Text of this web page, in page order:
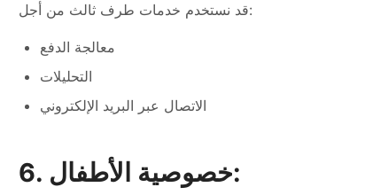
قد نستخدم خدمات طرف ثالث من أجل:
معالجة الدفع
التحليلات
الاتصال عبر البريد الإلكتروني
6. خصوصية الأطفال: